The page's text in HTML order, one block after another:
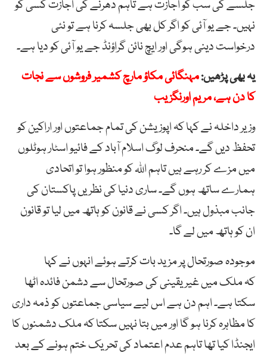
جلسے کی سب کو اجازت ہے تاہم دھرنے کی اجازت کسی کو
نہیں۔ جے یو آئی کو اگر کل بھی جلسہ کرنا ہے تو نئی
درخواست دینی ہوگی اور ایچ نائن گراؤنڈ جے یو آئی کو دیا ہے۔
یہ بھی پڑھیں:مہنگائی مکاؤ مارچ کشمیر فروشوں سے نجات
کا دن ہے، مریم اورنگزیب
وزیر داخلہ نے کہا کہ اپوزیشن کی تمام جماعتوں اور اراکین کو
تحفظ دیں گے۔ منحرف لوگ اسلام آباد کے فائیو اسٹار ہوٹلوں
میں مزے کر رہے ہیں تاہم اللہ کو منظور ہوا تو اتحادی
ہمارے ساتھ ہوں گے۔ ساری دنیا کی نظریں پاکستان کی
جانب مبذول ہیں۔ اگر کسی نے قانون کو ہاتھ میں لیا تو قانون
ان کو ہاتھ میں لے گا۔
موجودہ صورتحال پر مزید بات کرتے ہوئے انہوں نے کہا
کہ ملک میں غیر یقینی کی صورتحال سے دشمن فائدہ اٹھا
سکتا ہے۔ اہم دن ہے اس لیے سیاسی جماعتوں کو ذمہ داری
کا مظاہرہ کرنا ہو گا اور میں بتا نہیں سکتا کہ ملک دشمنوں کا
ایجنڈا کیا تھا تاہم عدم اعتماد کی تحریک ختم ہونے کے بعد